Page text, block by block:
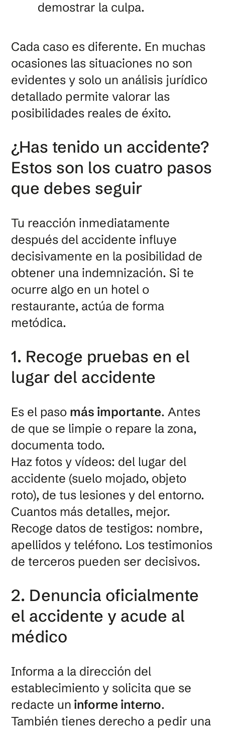
demostrar la culpa.
Cada caso es diferente. En muchas
ocasiones las situaciones no son
evidentes y solo un análisis jurídico
detallado permite valorar las
posibilidades reales de éxito.
¿Has tenido un accidente?
Estos son los cuatro pasos
que debes seguir
Tu reacción inmediatamente
después del accidente influye
decisivamente en la posibilidad de
obtener una indemnización. Si te
ocurre algo en un hotel o
restaurante, actúa de forma
metódica.
1. Recoge pruebas en el
lugar del accidente
Es el paso más importante. Antes
de que se limpie o repare la zona,
documenta todo.
Haz fotos y vídeos: del lugar del
accidente (suelo mojado, objeto
roto), de tus lesiones y del entorno.
Cuantos más detalles, mejor.
Recoge datos de testigos: nombre,
apellidos y teléfono. Los testimonios
de terceros pueden ser decisivos.
2. Denuncia oficialmente
el accidente y acude al
médico
Informa a la dirección del
establecimiento y solicita que se
redacte un informe interno.
También tienes derecho a pedir una